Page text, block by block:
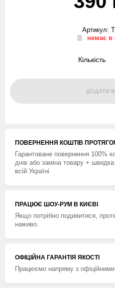
Артикул:
немає в
Кількість
ДОДАТИ
ПОВЕРНЕННЯ КОШТIВ
Гарантоване повернення 100%
днів або заміна товару +
всій Україні.
ПРАЦЮЄ ШОУ-РУМ В КИЄВІ
Якщо потрібно подивитися,
наживо.
ОФІЦІЙНА ГАРАНТІЯ ЯКОСТІ
Працюємо напряму з